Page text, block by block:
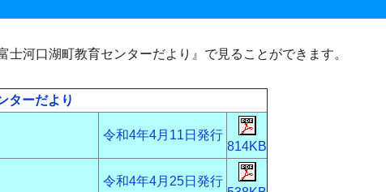
河口湖町教育センターだより』で見ることができます。
ターだより
令和4年4月11日発行
814KB
令和4年4月25日発行